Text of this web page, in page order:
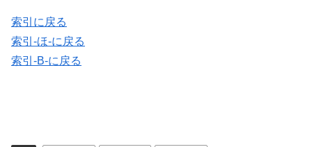
索引に戻る
索引-ほ-に戻る
索引-B-に戻る